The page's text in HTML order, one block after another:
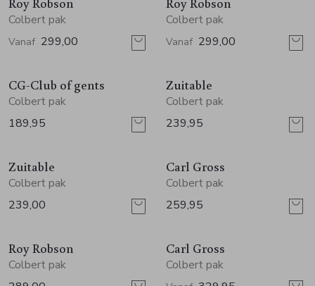
Schoenen
Shirts en tops
Truien en vesten
T-shirts en polos
Truien en vesten
Sokken
Tassen
Colbert pak
Vanaf 299,00
Colbert pak
Vanaf 299,00
CG-Club of gents
Colbert pak
189,95
Zuitable
Colbert pak
239,95
Zuitable
Colbert pak
239,00
Carl Gross
Colbert pak
259,95
Roy Robson
Colbert pak
Carl Gross
Colbert pak